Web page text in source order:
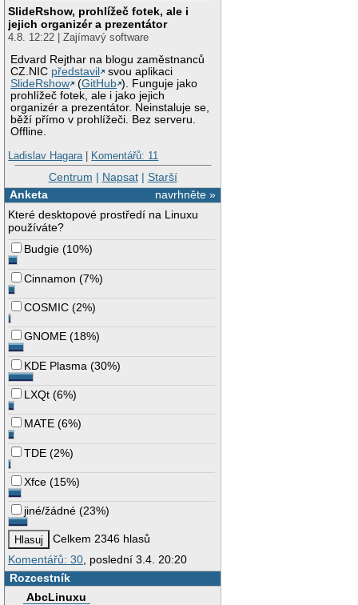
SlideRshow, prohlížeč fotek, ale i
jejich organizér a prezentátor
4.8. 12:22 | Zajímavý software
Edvard Rejthar na blogu zaměstnanců
CZ.NIC představil
svou aplikaci
SlideRshow
(GitHub ). Funguje jako
prohlížeč fotek, ale i jako jejich
organizér a prezentátor. Neinstaluje se,
běží přímo v prohlížeči. Bez serveru.
Offline.
Ladislav Hagara| Komentářů: 11
Centrum | Napsat| Starší
navrhněte »
Anketa
Které desktopové prostředí na Linuxu
používáte?
Budgie (10%)
Cinnamon (7%)
COSMIC (2%)
GNOME (18%)
KDE Plasma (30%)
LXQt (6%)
MATE (6%)
TDE (2%)
Xfce (15%)
jiné/žádné (23%)
Celkem 2346 hlasů
Komentářů: 30 , poslední 3.4. 20:20
Rozcestník
AbcLinuxu